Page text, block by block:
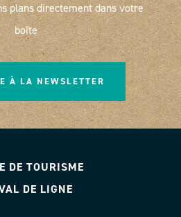
plans directement dans votre
boîte
À LA NEWSLETTER
DE TOURISME
DE LIGNE